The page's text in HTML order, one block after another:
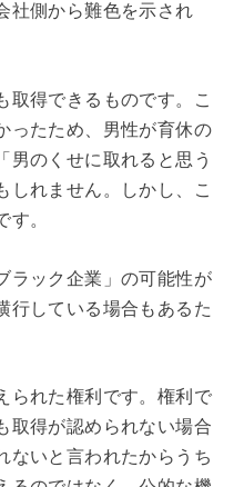
社側から難色を示され
取得できるものです。こ
ったため、男性が育休の
男のくせに取れると思う
しれません。しかし、こ
す。
ラック企業」の可能性が
行している場合もあるた
られた権利です。権利で
取得が認められない場合
ないと言われたからうち